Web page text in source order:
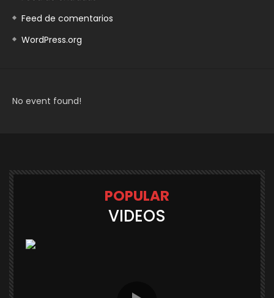
Feed de comentarios
WordPress.org
No event found!
POPULAR
VIDEOS